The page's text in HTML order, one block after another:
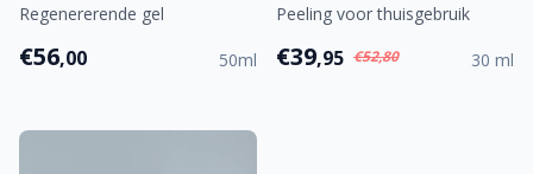
Regenererende gel
€56,00 50ml
Peeling voor thuisgebruik
€39,95 €52,80 30 ml